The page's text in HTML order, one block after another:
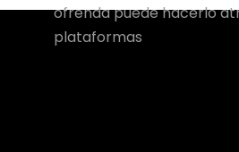
ofrenda puede hacerlo
plataformas